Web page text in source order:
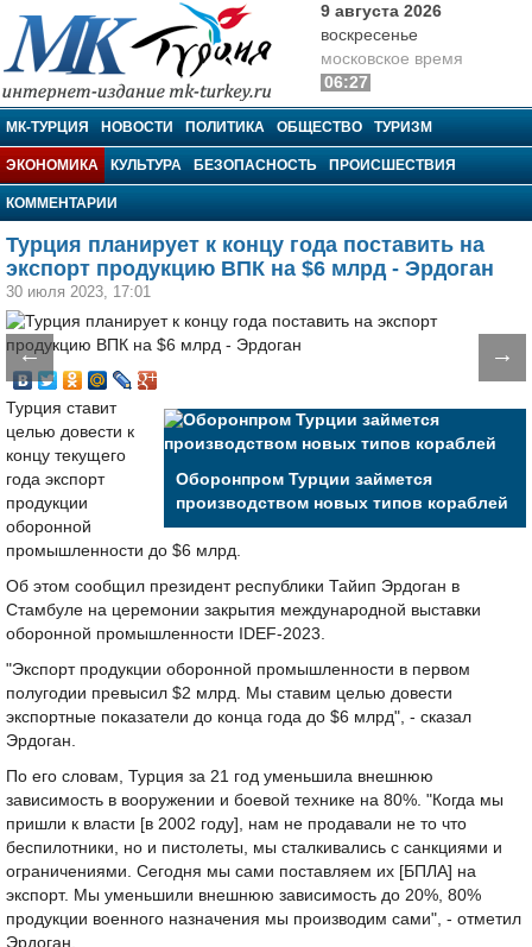
МК-Турция
9 августа 2026
воскресенье
московское время
06:27
МК-ТУРЦИЯ НОВОСТИ ПОЛИТИКА ОБЩЕСТВО ТУРИЗМ
ЭКОНОМИКА КУЛЬТУРА БЕЗОПАСНОСТЬ ПРОИСШЕСТВИЯ
КОММЕНТАРИИ
Турция планирует к концу года поставить на
экспорт продукцию ВПК на $6 млрд - Эрдоган
30 июля 2023, 17:01
← →
Оборонпром Турции займется
производством новых типов кораблей
Турция ставит
целью довести к
концу текущего
года экспорт
продукции
оборонной
промышленности до $6 млрд.
Об этом сообщил президент республики Тайип Эрдоган в
Стамбуле на церемонии закрытия международной выставки
оборонной промышленности IDEF-2023.
"Экспорт продукции оборонной промышленности в первом
полугодии превысил $2 млрд. Мы ставим целью довести
экспортные показатели до конца года до $6 млрд", - сказал
Эрдоган.
По его словам, Турция за 21 год уменьшила внешнюю
зависимость в вооружении и боевой технике на 80%. "Когда мы
пришли к власти [в 2002 году], нам не продавали не то что
беспилотники, но и пистолеты, мы сталкивались с санкциями и
ограничениями. Сегодня мы сами поставляем их [БПЛА] на
экспорт. Мы уменьшили внешнюю зависимость до 20%, 80%
продукции военного назначения мы производим сами", - отметил
Эрдоган.